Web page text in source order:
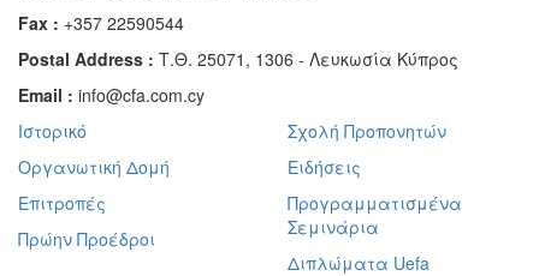
Fax : +357 22590544
Postal Address : Τ.Θ. 25071, 1306 - Λευκωσία Κύπρος
Email : info@cfa.com.cy
Ιστορικό
Οργανωτική Δομή
Επιτροπές
Πρώην Προέδροι
Σχολή Προπονητών
Ειδήσεις
Προγραμματισμένα
Σεμινάρια
Διπλώματα Uefa